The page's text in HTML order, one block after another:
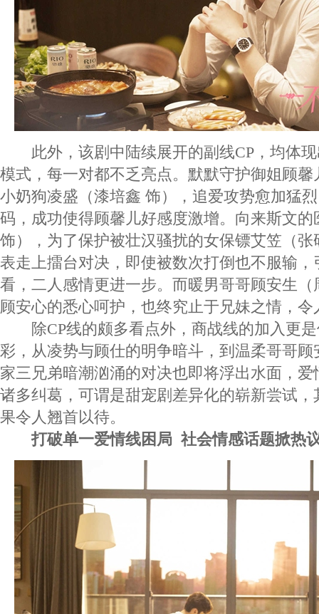
此外，该剧中陆续展开的副线CP，均体现
模式，每一对都不乏亮点。默默守护御姐顾
小奶狗凌盛（漆培鑫 饰），追爱攻势愈加猛
码，成功使得顾馨儿好感度激增。向来斯文
饰），为了保护被壮汉骚扰的女保镖艾笠（
表走上擂台对决，即使被数次打倒也不服输
看，二人感情更进一步。而暖男哥哥顾安生
顾安心的悉心呵护，也终究止于兄妹之情，令
除CP线的颇多看点外，商战线的加入更是
彩，从凌势与顾仕的明争暗斗，到温柔哥哥
家三兄弟暗潮汹涌的对决也即将浮出水面，
诸多纠葛，可谓是甜宠剧差异化的崭新尝试
果令人翘首以待。
打破单一爱情线困局 社会情感话题掀热